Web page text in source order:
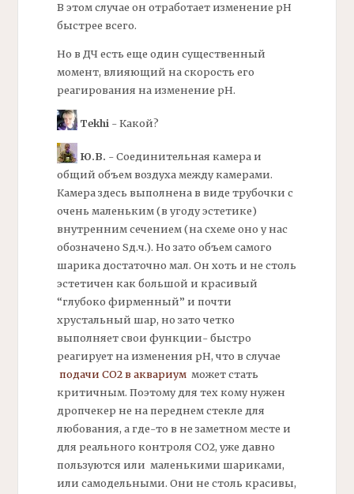
В этом случае он отработает изменение рН
быстрее всего.
Но в ДЧесть еще один существенный
момент, влияющий на скорость его
реагирования на изменение рН.
Tekhi - Какой?
Ю.В. - Соединительная камера и
общий объем воздуха между камерами.
Камера здесь выполнена в виде трубочки с
очень маленьким (в угоду эстетике)
внутренним сечением (на схеме оно у нас
обозначено Sд.ч.). Но зато объем самого
шарика достаточно мал. Он хоть и не столь
эстетичен как большой и красивый
“глубоко фирменный” и почти
хрустальный шар, но зато четко
выполняет свои функции- быстро
реагирует на изменения рН, что в случае
подачи СО2 в аквариумможет стать
критичным. Поэтому для тех кому нужен
дропчекер не на переднем стекле для
любования, а где-то в не заметном месте и
для реального контроля СО2, уже давно
пользуются или маленькими шариками,
или самодельными. Они не столь красивы,